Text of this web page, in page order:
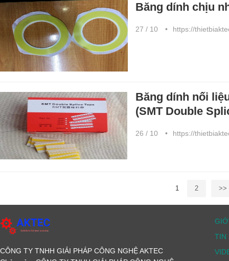
Băng dính chịu
27 / 10 https://
Băng dính nối
(SMT Double
26 / 10 https://
1 2 >>
CÔNG TY TNHH GIẢI PHÁP CÔNG NGHỆ AKTEC
TIN